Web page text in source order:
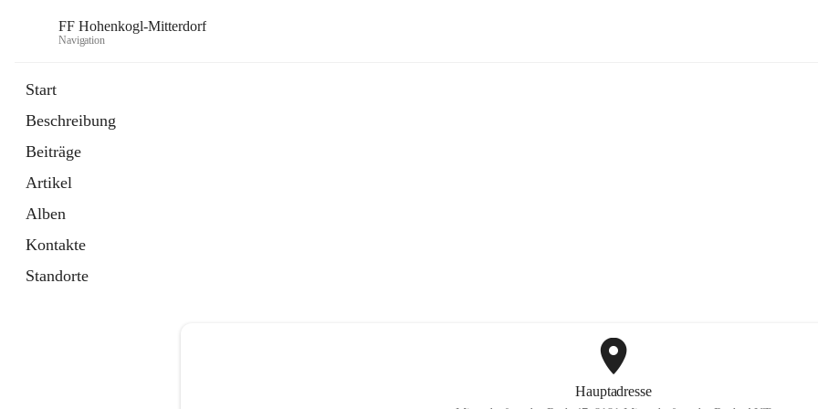
FF Hohenkogl-Mitterdorf
Navigation
Start
Beschreibung
Beiträge
Artikel
Alben
Kontakte
Standorte
Hauptadresse